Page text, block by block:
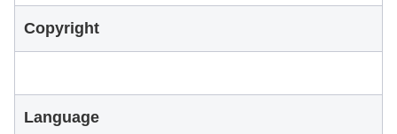
Copyright
Language